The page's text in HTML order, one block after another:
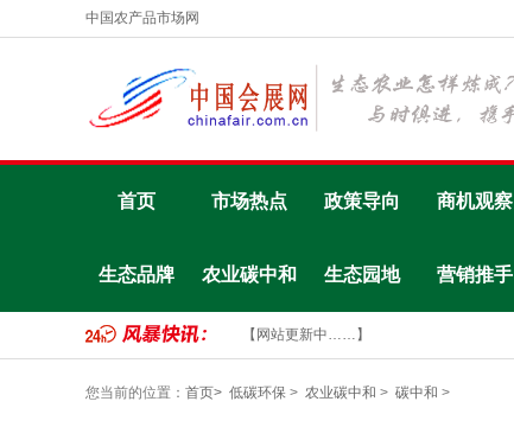
中国农产品市场网
首页 市场热点 政策导向 商机观察
生态品牌 农业碳中和 生态园地 营销推手
【网站更新中……】
您当前的位置： 首页> 低碳环保 > 农业碳中和 > 碳中和 >